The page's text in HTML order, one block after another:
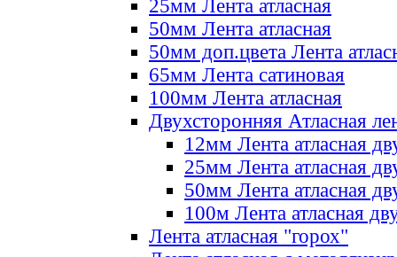
25мм Лента атласная
50мм Лента атласная
50мм доп.цвета Лента
65мм Лента сатиновая
100мм Лента атласная
Двухсторонняя Атласная
12мм Лента атласная
25мм Лента атласная
50мм Лента атласная
100м Лента атласная
Лента атласная "горох"